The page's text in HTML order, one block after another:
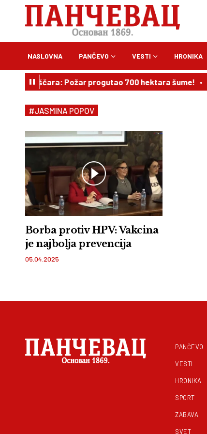
NASLOVNA PANČEVO VESTI HRONIKA
peščara: Požar progutao 700 hektara šume!
#JASMINA POPOV
Borba protiv HPV: Vakcina
je najbolja prevencija
05.04.2025
PANČEVO
VESTI
HRONIKA
SPORT
ZABAVA
SVET